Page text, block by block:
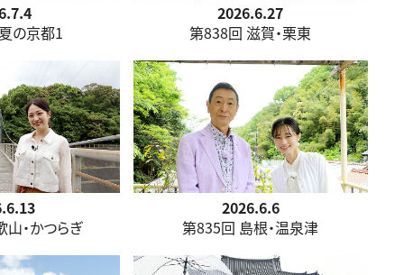
の京都1
2026.6.27
第838回 滋賀・栗東
・かつらぎ
2026.6.6
第835回 島根・温泉津